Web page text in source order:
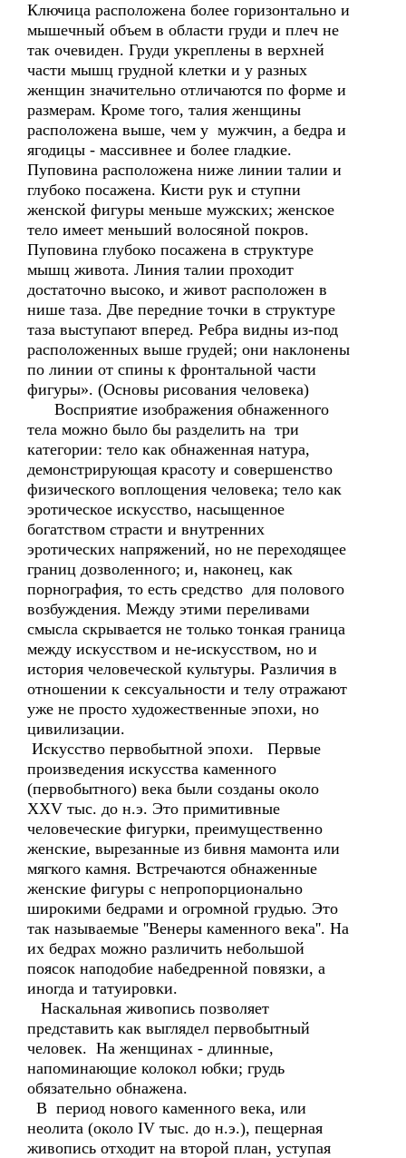
Ключица расположена более горизонтально и
мышечный объем в области груди и плеч не
так очевиден. Груди укреплены в верхней
части мышц грудной клетки и у разных
женщин значительно отличаются по форме и
размерам. Кроме того, талия женщины
расположена выше, чем у мужчин, а бедра и
ягодицы - массивнее и более гладкие.
Пуповина расположена ниже линии талии и
глубоко посажена. Кисти рук и ступни
женской фигуры меньше мужских; женское
тело имеет меньший волосяной покров.
Пуповина глубоко посажена в структуре
мышц живота. Линия талии проходит
достаточно высоко, и живот расположен в
нише таза. Две передние точки в структуре
таза выступают вперед. Ребра видны из-под
расположенных выше грудей; они наклонены
по линии от спины к фронтальной части
фигуры». (Основы рисования человека)
Восприятие изображения обнаженного
тела можно было бы разделить на три
категории: тело как обнаженная натура,
демонстрирующая красоту и совершенство
физического воплощения человека; тело как
эротическое искусство, насыщенное
богатством страсти и внутренних
эротических напряжений, но не переходящее
границ дозволенного; и, наконец, как
порнография, то есть средство для полового
возбуждения. Между этими переливами
смысла скрывается не только тонкая граница
между искусством и не-искусством, но и
история человеческой культуры. Различия в
отношении к сексуальности и телу отражают
уже не просто художественные эпохи, но
цивилизации.
Искусство первобытной эпохи. Первые
произведения искусства каменного
(первобытного) века были созданы около
XXV тыс. до н.э. Это примитивные
человеческие фигурки, преимущественно
женские, вырезанные из бивня мамонта или
мягкого камня. Встречаются обнаженные
женские фигуры с непропорционально
широкими бедрами и огромной грудью. Это
так называемые ''Венеры каменного века''. На
их бедрах можно различить небольшой
поясок наподобие набедренной повязки, а
иногда и татуировки.
Наскальная живопись позволяет
представить как выглядел первобытный
человек. На женщинах - длинные,
напоминающие колокол юбки; грудь
обязательно обнажена.
В период нового каменного века, или
неолита (около IV тыс. до н.э.), пещерная
живопись отходит на второй план, уступая